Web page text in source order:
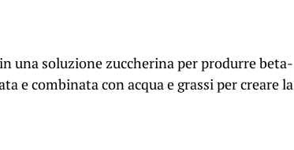
una soluzione zuccherina per produrre beta-
e combinata con acqua e grassi per creare la